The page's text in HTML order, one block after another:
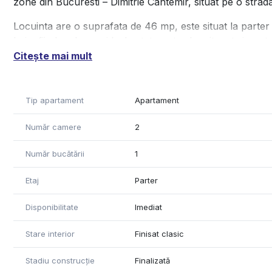
Locuinta are o suprafata de 46 mp, este situat la
Imobilul este construit in 1965, iar amplasarea ofera
Imobilul este inchiriat in prezent, fiind spatiu de birouri.
Agentia noastra va poate oferi consultanta bancara
pentru alte informatii bancare.
Pentru mai multe detalii sau programarea unei
Citește mai mult
Tip apartament Apartament
Număr camere 2
Număr bucătării 1
Etaj Parter
Disponibilitate Imediat
Stare interior Finisat clasic
Stadiu construcție Finalizată